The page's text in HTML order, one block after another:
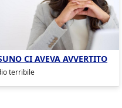
layout=”buybox”]
CI AVEVA AVVERTITO
terribile